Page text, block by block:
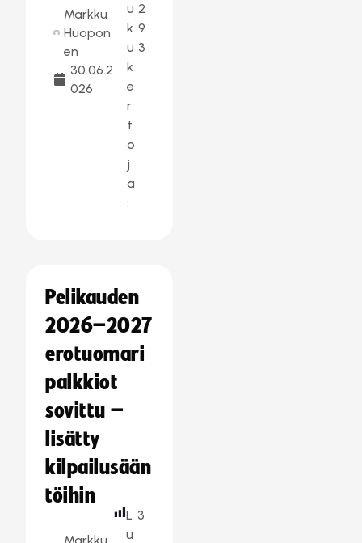
Markku
Huopon
en
30.06.2
026
u
k
u
k
e
r
t
o
j
a
:
2
9
3
Pelikauden
2026–2027
erotuomari
palkkiot
sovittu –
lisätty
kilpailusään
töihin
L
u
3